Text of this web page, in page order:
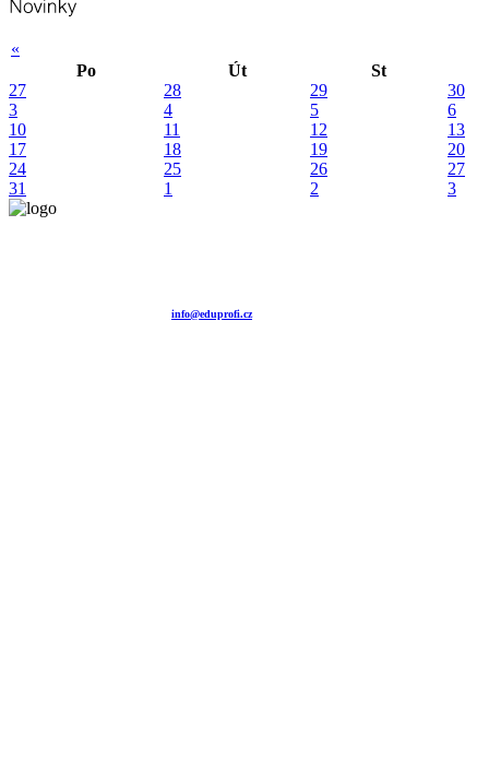
«
Po
Út
St
27
28 29
30
3
4 5
6
10
11 12
13
17
18 19
20
24
25 26
27
31
1 2 3
info@eduprofi.cz